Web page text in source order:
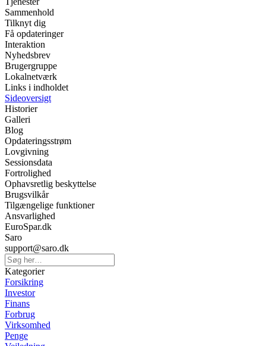
Sammenhold
Tilknyt dig
Få opdateringer
Interaktion
Nyhedsbrev
Brugergruppe
Lokalnetværk
Links i indholdet
Sideoversigt
Historier
Galleri
Blog
Opdateringsstrøm
Lovgivning
Sessionsdata
Fortrolighed
Ophavsretlig beskyttelse
Brugsvilkår
Tilgængelige funktioner
Ansvarlighed
EuroSpar.dk
Saro
support@saro.dk
Kategorier
Forsikring
Investor
Finans
Forbrug
Virksomhed
Penge